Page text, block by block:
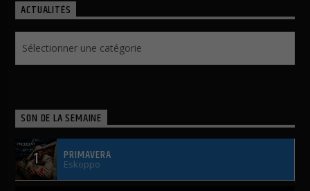
ACTUALITÉS
SON DE LA SEMAINE
1 PRIMAVERA
Eskoppo